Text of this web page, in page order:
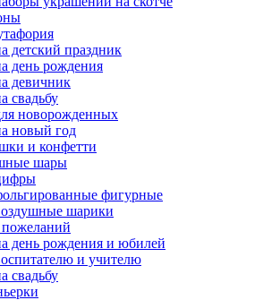
детский праздник
день рождения
девичник
свадьбу
новорожденных
новый год
и конфетти
шары
фигурные
шарики
день рождения и юбилей
и учителю
свадьбу